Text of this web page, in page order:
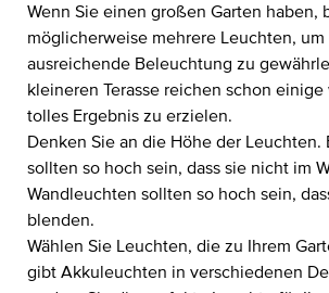
Wenn Sie einen großen Garten haben,
möglicherweise mehrere Leuchten,
ausreichende Beleuchtung zu
kleineren Terasse reichen schon
tolles Ergebnis zu erzielen.
Denken Sie an die Höhe der
sollten so hoch sein, dass sie nicht im
Wandleuchten sollten so hoch sein,
blenden.
Wählen Sie Leuchten, die zu Ihrem
gibt Akkuleuchten in verschiedenen